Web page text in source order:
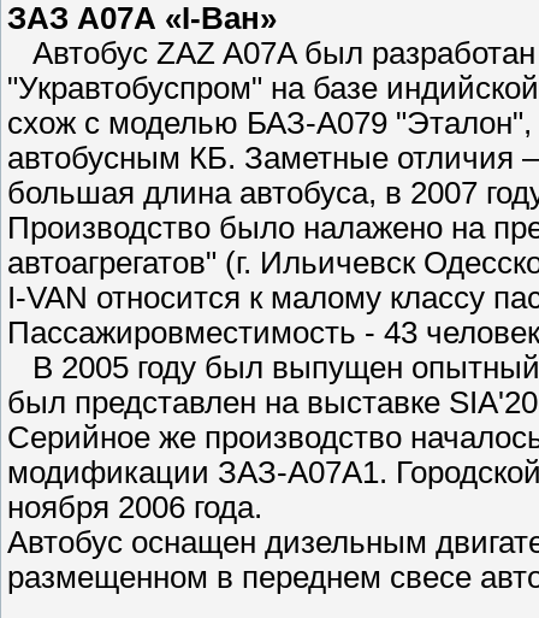
ЗАЗ А07А «І-Ван»
Автобус ZAZ A07A был
"Укравтобуспром" на базе
схож с моделью БАЗ-А079 "Эталон",
автобусным КБ. Заметные отличия
большая длина автобуса, в 2007
Производство было налажено на
автоагрегатов" (г. Ильичевск
I-VAN относится к малому классу
Пассажировместимость - 43
В 2005 году был выпущен
был представлен на выставке
Серийное же производство
модификации ЗАЗ-А07А1.
ноября 2006 года.
Автобус оснащен дизельным
размещенном в переднем свесе